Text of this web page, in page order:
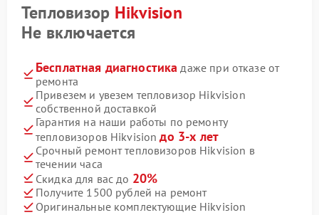
Тепловизор Hikvision
Не включается
Бесплатная диагностика даже при отказе от
ремонта
Привезем и увезем тепловизор Hikvision
собственной доставкой
Гарантия на наши работы по ремонту
тепловизоров Hikvisionдо 3-х лет
Срочный ремонт тепловизоров Hikvision в
течении часа
Скидка для вас до 20%
Получите 1500 рублей на ремонт
Оригинальные комплектующие Hikvision